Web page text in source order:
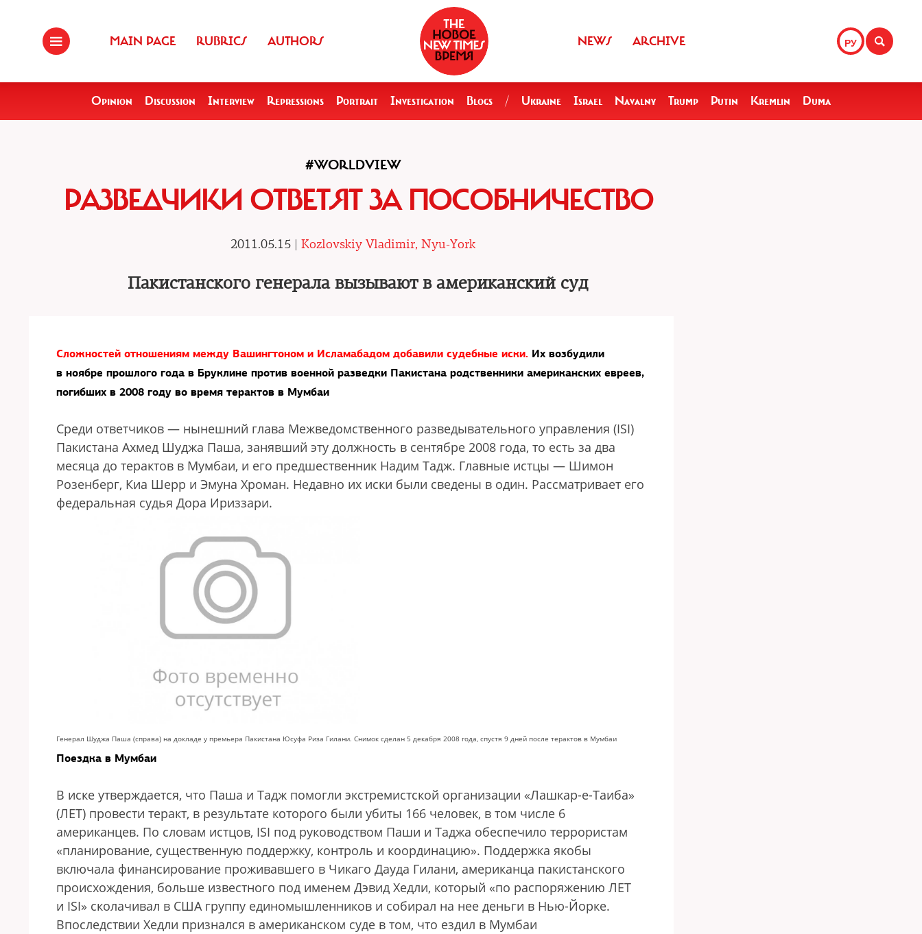
MAIN PAGE RUBRICS AUTHORS РУ
NEWS ARCHIVE
Opinion Discussion Interview Repressions Portrait Investigation Blogs / Ukraine Israel Navalny Trump Putin Kremlin Duma
#WORLDVIEW
РАЗВЕДЧИКИ ОТВЕТЯТ ЗА ПОСОБНИЧЕСТВО
2011.05.15 | Kozlovskiy Vladimir, Nyu-York
Пакистанского генерала вызывают в американский суд
Сложностей отношениям между Вашингтоном и Исламабадом добавили судебные иски. Их возбудили
в ноябре прошлого года в Бруклине против военной разведки Пакистана родственники американских евреев,
погибших в 2008 году во время терактов в Мумбаи
Среди ответчиков — нынешний глава Межведомственного разведывательного управления (ISI)
Пакистана Ахмед Шуджа Паша, занявший эту должность в сентябре 2008 года, то есть за два
месяца до терактов в Мумбаи, и его предшественник Надим Тадж. Главные истцы — Шимон
Розенберг, Киа Шерр и Эмуна Хроман. Недавно их иски были сведены в один. Рассматривает его
федеральная судья Дора Ириззари.
Генерал Шуджа Паша (справа) на докладе у премьера Пакистана Юсуфа Риза Гилани. Снимок сделан 5 декабря 2008 года, спустя 9 дней после терактов в Мумбаи
Поездка в Мумбаи
В иске утверждается, что Паша и Тадж помогли экстремистской организации «Лашкар-е-Таиба»
(ЛЕТ) провести теракт, в результате которого были убиты 166 человек, в том числе 6
американцев. По словам истцов, ISI под руководством Паши и Таджа обеспечило террористам
«планирование, существенную поддержку, контроль и координацию». Поддержка якобы
включала финансирование проживавшего в Чикаго Дауда Гилани, американца пакистанского
происхождения, больше известного под именем Дэвид Хедли, который «по распоряжению ЛЕТ
и ISI» сколачивал в США группу единомышленников и собирал на нее деньги в Нью-Йорке.
Впоследствии Хедли признался в американском суде в том, что ездил в Мумбаи